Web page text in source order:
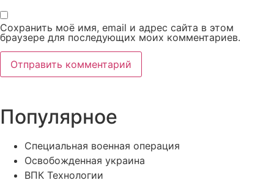
Сохранить моё имя, email и адрес сайта в этом
браузере для последующих моих комментариев.
Популярное
Специальная военная операция
Освобожденная украина
ВПК Технологии